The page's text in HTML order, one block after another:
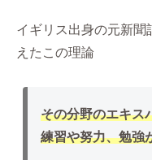
イギリス出身の元新聞
えたこの理論
その分野のエキス
練習や努力、勉強